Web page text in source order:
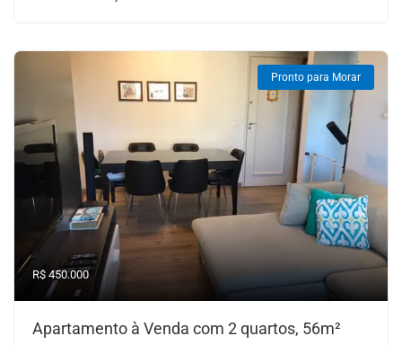
Pronto para Morar
R$ 450.000
Apartamento à Venda com 2 quartos, 56m²